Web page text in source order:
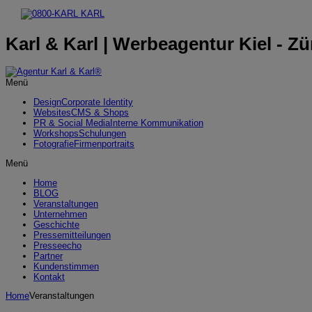
Karl & Karl | Werbeagentur Kiel -
Menü
DesignCorporate Identity
WebsitesCMS & Shops
PR & Social Media Interne Kommunikation
WorkshopsSchulungen
FotografieFirmenportraits
Menü
Home
BLOG
Veranstaltungen
Unternehmen
Geschichte
Pressemitteilungen
Presseecho
Partner
Kundenstimmen
Kontakt
HomeVeranstaltungen